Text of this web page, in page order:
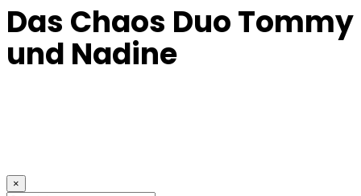
Das Chaos Duo Tommy
und Nadine
×